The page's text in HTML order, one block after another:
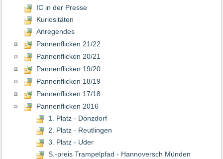
IC in der Presse
Kuriositäten
Anregendes
Pannenflicken 21/22
Pannenflicken 20/21
Pannenflicken 19/20
Pannenflicken 18/19
Pannenflicken 17/18
Pannenflicken 2016
1. Platz - Donzdorf
2. Platz - Reutlingen
3. Platz - Uder
S.-preis Trampelpfad - Hannoversch Münden